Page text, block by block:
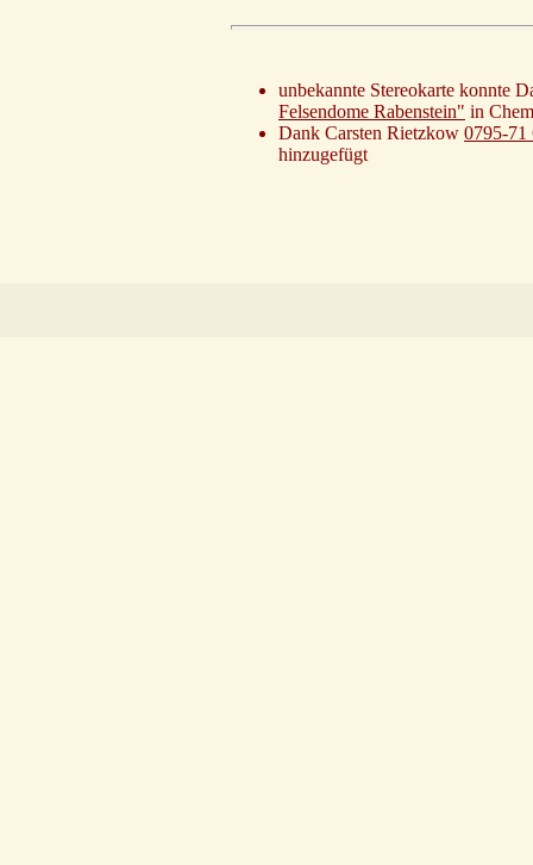
unbekannte Stereokarte konnte
Felsendome Rabenstein" in
Dank Carsten Rietzkow 0795-
hinzugefügt